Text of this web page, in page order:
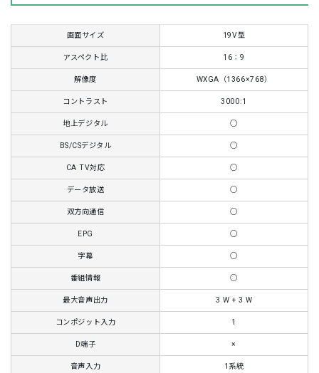
画面サイズ 19V型
アスペクト比 16：9
解像度 WXGA（1366×768）
コントラスト 3000:1
地上デジタル ○
BS/CSデジタル ○
CA TV対応 ○
データ放送 ○
双方向通信 ○
EPG ○
字幕 ○
番組情報 ○
最大音声出力 3 W + 3 W
コンポジット入力 1
D端子 ×
音声入力 1系統